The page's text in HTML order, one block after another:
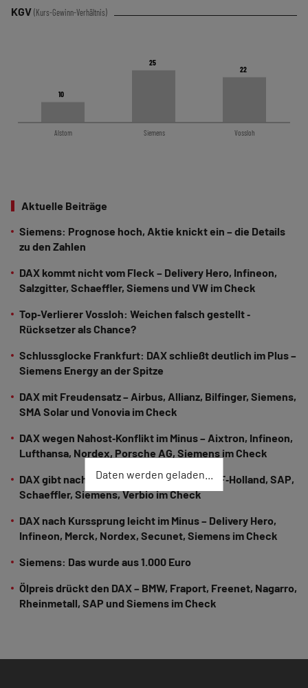
KGV (Kurs-Gewinn-Verhältnis)
10
10
25
25
22
22
Alstom Siemens Vossloh
Aktuelle Beiträge
Siemens: Prognose hoch, Aktie knickt ein – die Details
zu den Zahlen
DAX kommt nicht vom Fleck – Delivery Hero, Infineon,
Salzgitter, Schaeffler, Siemens und VW im Check
Top‑Verlierer Vossloh: Weichen falsch gestellt ‑
Rücksetzer als Chance?
Schlussglocke Frankfurt: DAX schließt deutlich im Plus –
Siemens Energy an der Spitze
DAX mit Freudensatz – Airbus, Allianz, Bilfinger, Siemens,
SMA Solar und Vonovia im Check
DAX wegen Nahost‑Konflikt im Minus – Aixtron, Infineon,
Lufthansa, Nordex, Porsche AG, Siemens im Check
DAX gibt nach – Adidas, Delivery Hero, SAF‑Holland, SAP,
Schaeffler, Siemens, Verbio im Check
DAX nach Kurssprung leicht im Minus – Delivery Hero,
Infineon, Merck, Nordex, Secunet, Siemens im Check
Siemens: Das wurde aus 1.000 Euro
Ölpreis drückt den DAX – BMW, Fraport, Freenet, Nagarro,
Rheinmetall, SAP und Siemens im Check
Daten werden geladen...